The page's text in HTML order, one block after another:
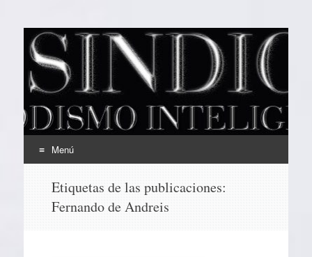
EL SINDICAL
Periodismo Inteligente
Menú
contenido
Etiquetas de las publicaciones:
Fernando de Andreis